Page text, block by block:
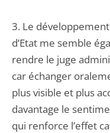
3. Le
d’Etat me semble
rendre le juge
car échanger
plus visible et plus
davantage le
qui renforce l’effet